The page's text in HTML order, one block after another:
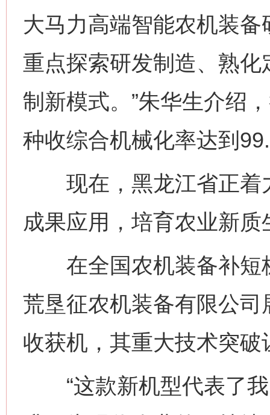
大马力高端智能农机装
重点探索研发制造、熟
制新模式。”朱华生介绍
种收综合机械化率达到
现在，黑龙江省正着
成果应用，培育农业新
在全国农机装备补短
荒垦征农机装备有限公
收获机，其重大技术突破
“这款新机型代表了我